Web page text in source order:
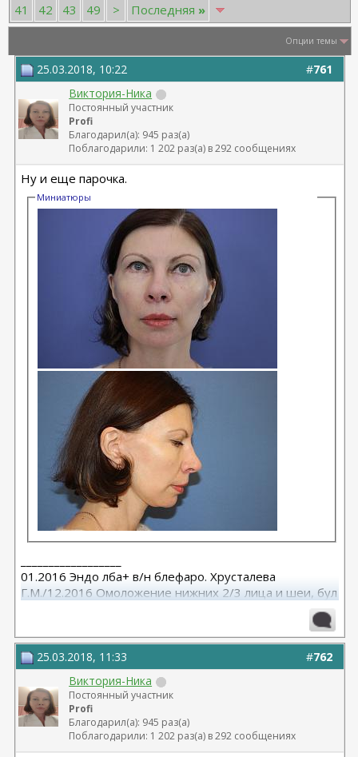
41
42 43 49 > Последняя »
Опции темы
#761
25.03.2018, 10:22
Виктория-Ника
Постоянный участник
Profi
Благодарил(а): 945 раз(а)
Поблагодарили: 1 202 раз(а) в 292 сообщениях
Ну и еще парочка.
Миниатюры
01.2016 Эндо лба+ в/н блефаро. Хрусталева
Г.М./12.2016 Омоложение нижних 2/3 лица и шеи, бул
#762
25.03.2018, 11:33
Виктория-Ника
Постоянный участник
Profi
Благодарил(а): 945 раз(а)
Поблагодарили: 1 202 раз(а) в 292 сообщениях